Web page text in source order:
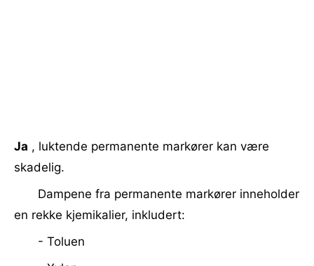
Ja , luktende permanente markører kan være
skadelig.
Dampene fra permanente markører inneholder
en rekke kjemikalier, inkludert:
- Toluen